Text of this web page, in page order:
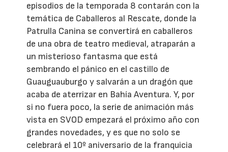
episodios de la temporada 8 contarán con la
temática de Caballeros al Rescate, donde la
Patrulla Canina se convertirá en caballeros
de una obra de teatro medieval, atraparán a
un misterioso fantasma que está
sembrando el pánico en el castillo de
Guauguauburgo y salvarán a un dragón que
acaba de aterrizar en Bahía Aventura. Y, por
si no fuera poco, la serie de animación más
vista en SVOD empezará el próximo año con
grandes novedades, y es que no solo se
celebrará el 10º aniversario de la franquicia